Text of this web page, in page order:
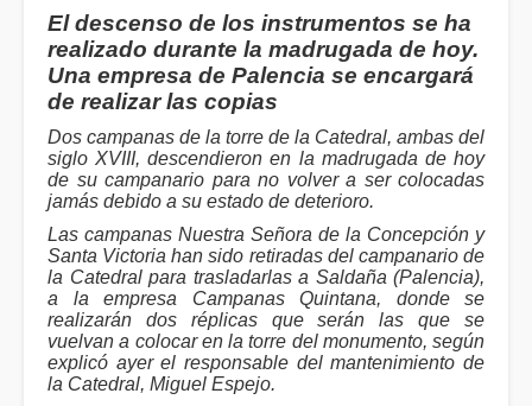
El descenso de los instrumentos se ha
realizado durante la madrugada de hoy.
Una empresa de Palencia se encargará
de realizar las copias
Dos campanas de la torre de la Catedral, ambas del
siglo XVIII, descendieron en la madrugada de hoy
de su campanario para no volver a ser colocadas
jamás debido a su estado de deterioro.
Las campanas Nuestra Señora de la Concepción y
Santa Victoria han sido retiradas del campanario de
la Catedral para trasladarlas a Saldaña (Palencia),
a la empresa Campanas Quintana, donde se
realizarán dos réplicas que serán las que se
vuelvan a colocar en la torre del monumento, según
explicó ayer el responsable del mantenimiento de
la Catedral, Miguel Espejo.